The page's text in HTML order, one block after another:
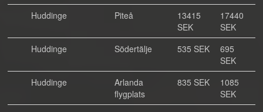
Huddinge
Piteå
13415
SEK
17440
SEK
Huddinge
Södertälje 535 SEK
695
SEK
Huddinge
Arlanda
flygplats
835 SEK
1085
SEK